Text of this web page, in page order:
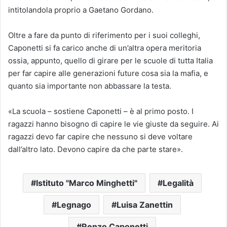
intitolandola proprio a Gaetano Gordano.
Oltre a fare da punto di riferimento per i suoi colleghi,
Caponetti si fa carico anche di un’altra opera meritoria
ossia, appunto, quello di girare per le scuole di tutta Italia
per far capire alle generazioni future cosa sia la mafia, e
quanto sia importante non abbassare la testa.
«La scuola – sostiene Caponetti – è al primo posto. I
ragazzi hanno bisogno di capire le vie giuste da seguire. Ai
ragazzi devo far capire che nessuno si deve voltare
dall’altro lato. Devono capire da che parte stare».
Istituto "Marco Minghetti" Legalità
Legnago Luisa Zanettin